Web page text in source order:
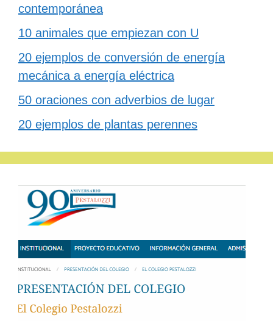
contemporánea
10 animales que empiezan con U
20 ejemplos de conversión de energía
mecánica a energía eléctrica
50 oraciones con adverbios de lugar
20 ejemplos de plantas perennes